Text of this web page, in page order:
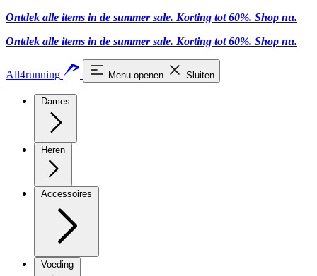
Ontdek alle items in de summer sale. Korting tot 60%. Shop nu.
Ontdek alle items in de summer sale. Korting tot 60%. Shop nu.
All4running Menu openen Sluiten
Dames
Heren
Accessoires
Voeding